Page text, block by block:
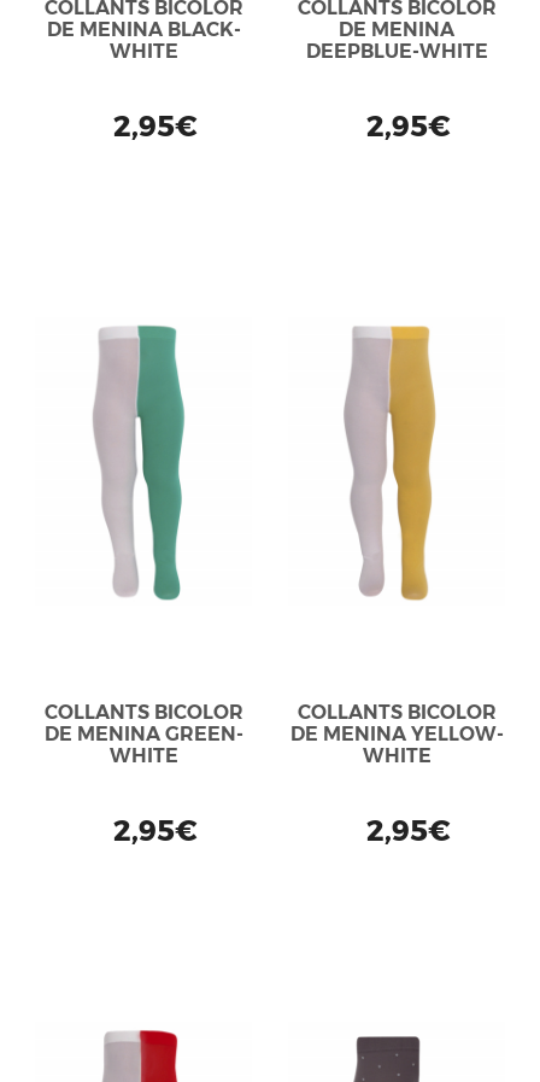
COLLANTS BICOLOR
DE MENINA BLACK-
WHITE
2,95€
COLLANTS BICOLOR
DE MENINA
DEEPBLUE-WHITE
2,95€
COLLANTS BICOLOR
DE MENINA GREEN-
WHITE
2,95€
COLLANTS BICOLOR
DE MENINA YELLOW-
WHITE
2,95€